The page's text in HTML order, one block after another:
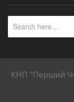
КНП "Перший